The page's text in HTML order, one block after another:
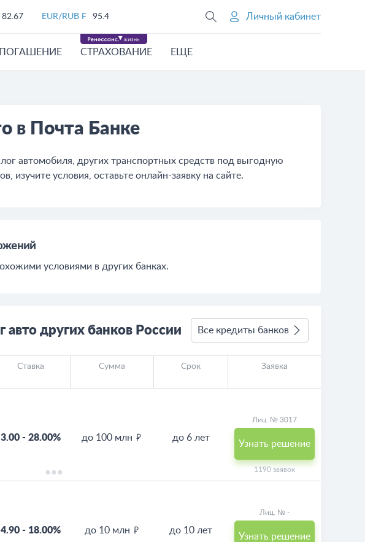
82.67 EUR/RUB F 95.4 Личный кабинет
ПОГАШЕНИЕ СТРАХОВАНИЕ ЕЩЕ
в Почта Банке
автомобиля, других транспортных средств под выгодную
изучите условия, оставьте онлайн-заявку на сайте.
условиями в других банках.
других банков России Все кредиты банков
Ставка Сумма Срок Заявка
3.00 -28.00% до 100 млн до 6 лет
Лиц. № 3017
Узнать решение
1190 заявок
4.90 - 18.00% до 10 млн до 10 лет
Лиц. № -
Узнать решение